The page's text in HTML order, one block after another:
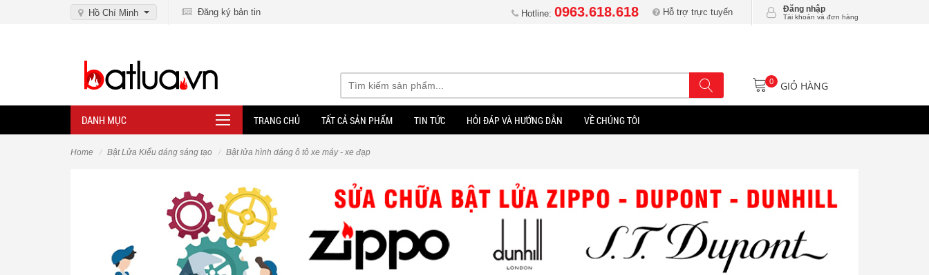
Hồ Chí Minh Đăng ký bản tin Hotline: 0963.618.618 Hỗ trợ trực tuyến Đăng nhập
Tài khoản và đơn hàng
0 GIỎ HÀNG
DANH MỤC TRANG CHỦ TẤT CẢ SẢN PHẨM TIN TỨC HỎI ĐÁP VÀ HƯỚNG DẪN VỀ CHÚNG TÔI
Home Bật Lửa Kiểu dáng sáng tạo Bật lửa hình dáng ô tô xe máy - xe đạp